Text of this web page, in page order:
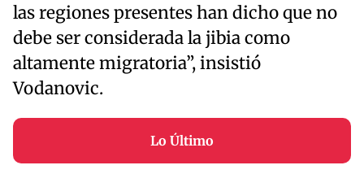
las regiones presentes han dicho que no
debe ser considerada la jibia como
altamente migratoria”, insistió
Vodanovic.
Lo Último